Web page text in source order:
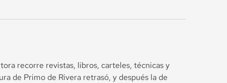
recorre revistas, libros, carteles, técnicas y
de Primo de Rivera retrasó, y después la de